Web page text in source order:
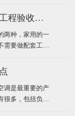
防暑的目的，
节能一举两得，
保空调。下面为
环保空调（工业冷风机）工程验收标准
种，家用的一
需要做配套工
了，而工业上
装和使用环境都
降温安装的环保
是最重要的产
多，包括负压